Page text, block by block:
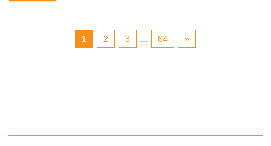
1 2 3 64 »